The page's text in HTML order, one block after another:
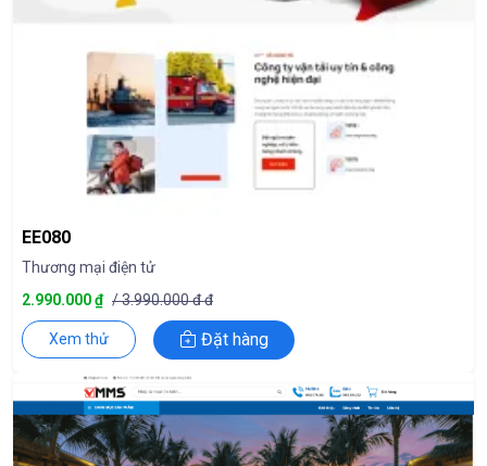
EE080
Thương mại điện tử
2.990.000 ₫ / 3.990.000 đ đ
Xem thử Đặt hàng